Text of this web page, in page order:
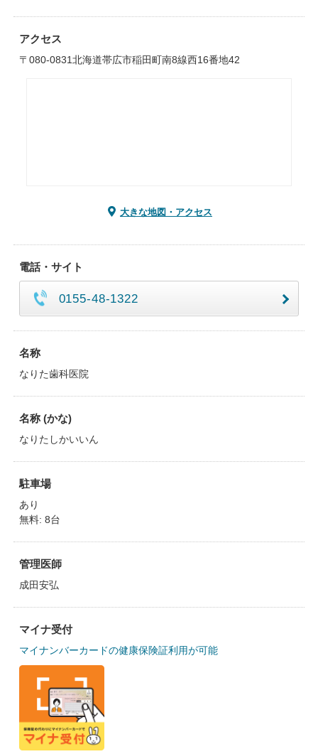
アクセス
〒080-0831北海道帯広市稲田町南8線西16番地42
大きな地図・アクセス
電話・サイト
0155-48-1322
名称
なりた歯科医院
名称 (かな)
なりたしかいいん
駐車場
あり
無料: 8台
管理医師
成田安弘
マイナ受付
マイナンバーカードの健康保険証利用が可能